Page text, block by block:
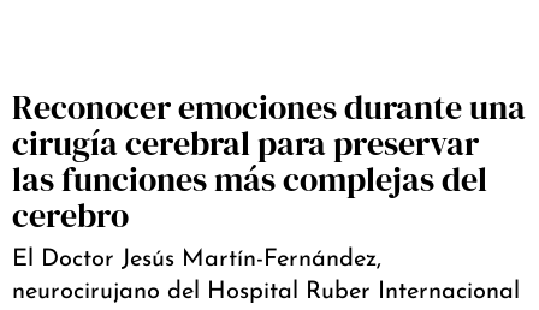
Reconocer emociones durante una
cirugía cerebral para preservar
las funciones más complejas del
cerebro
El Doctor Jesús Martín-Fernández,
neurocirujano del Hospital Ruber Internacional